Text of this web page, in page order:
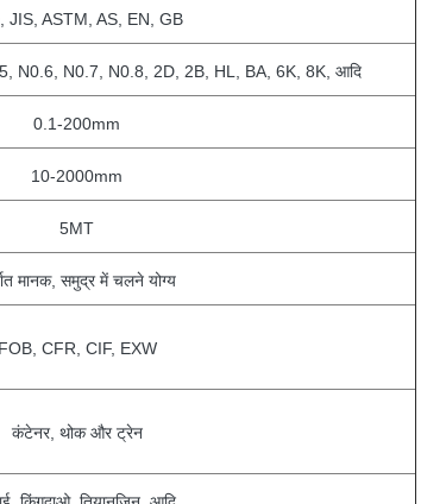
JIS, ASTM, AS, EN, GB
N0.6, N0.7, N0.8, 2D, 2B, HL, BA, 6K, 8K, आदि
0.1-200mm
10-2000mm
5MT
मानक, समुद्र में चलने योग्य
FOB, CFR, CIF, EXW
कंटेनर, थोक और ट्रेन